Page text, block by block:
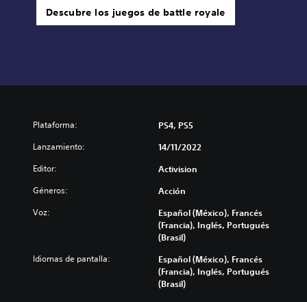
Descubre los juegos de battle royale
Plataforma: PS4, PS5
Lanzamiento: 14/11/2022
Editor: Activision
Géneros: Acción
Voz:
Español (México), Francés
(Francia), Inglés, Portugués
(Brasil)
Idiomas de pantalla:
Español (México), Francés
(Francia), Inglés, Portugués
(Brasil)